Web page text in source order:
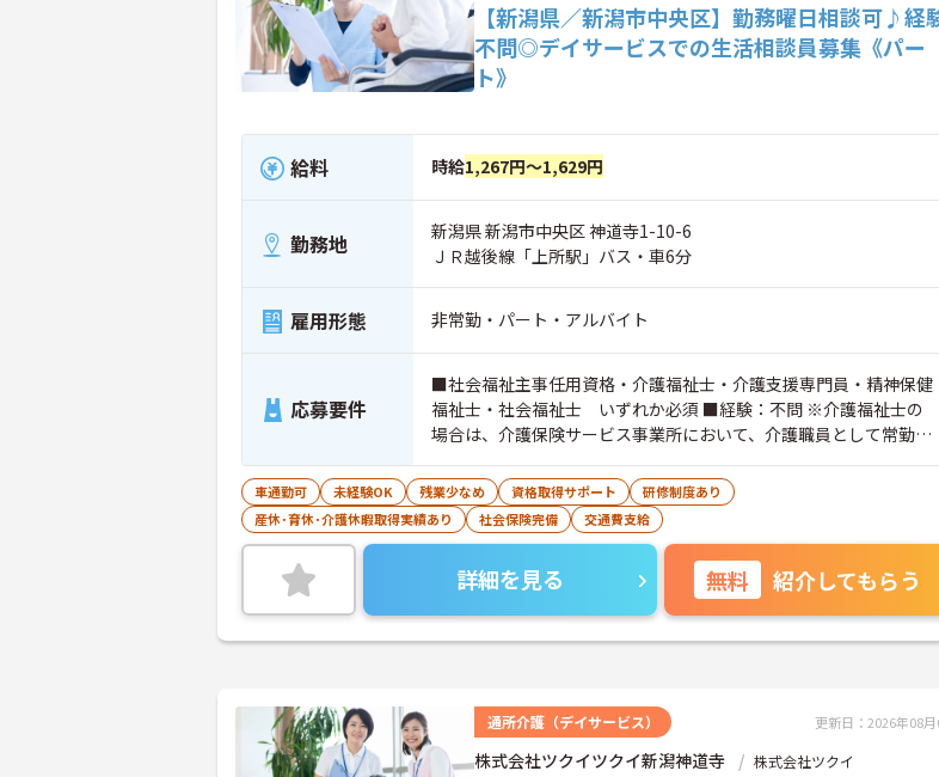
【新潟県／新潟市中央区】勤務曜日相談可♪経
不問◎デイサービスでの生活相談員募集《パー
ト》
給料 時給1,267円～1,629円
勤務地
新潟県 新潟市中央区 神道寺1-10-6
ＪＲ越後線「上所駅」バス・車6分
雇用形態 非常勤・パート・アルバイト
応募要件
■社会福祉主事任用資格・介護福祉士・介護支援専門員・精神保健
福祉士・社会福祉士 いずれか必須 ■経験：不問 ※介護福祉士の
場合は、介護保険サービス事業所において、介護職員として常勤で
5年以上の勤務実績が必須（合算、通算：可）
車通勤可 未経験OK 残業少なめ 資格取得サポート
研修制度あり
産休･育休･介護休暇取得実績あり
社会保険完備 交通費支給
詳細を見る 無料 紹介してもらう
通所介護（デイサービス） 更新日：2026年08月
株式会社ツクイツクイ新潟神道寺 株式会社ツクイ